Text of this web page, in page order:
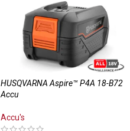
HUSQVARNA Aspire™ P4A 18-B72
Accu
Accu's